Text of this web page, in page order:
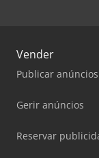
Vender
Publicar anúncios
Gerir anúncios
Reservar